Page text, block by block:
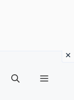
Menu